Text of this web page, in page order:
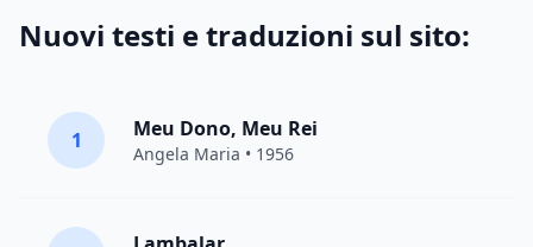
Nuovi testi e traduzioni sul sito:
1 Meu Dono, Meu Rei
Angela Maria • 1956